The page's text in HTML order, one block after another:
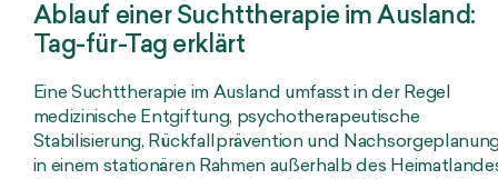
Ablauf einer Suchttherapie im Ausland:
Tag-für-Tag erklärt
Eine Suchttherapie im Ausland umfasst in der Regel
medizinische Entgiftung, psychotherapeutische
Stabilisierung, Rückfallprävention und
in einem stationären Rahmen außerhalb des